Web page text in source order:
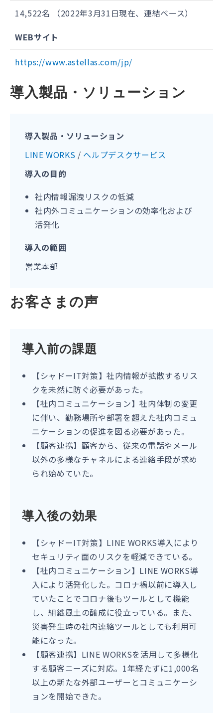
14,522名 （2022年3月31日現在、連結ベース）
WEBサイト
https://www.astellas.com/jp/
導入製品・ソリューション
導入製品・ソリューション
LINE WORKS / ヘルプデスクサービス
導入の目的
社内情報漏洩リスクの低減
社内外コミュニケーションの効率化および
活発化
導入の範囲
営業本部
お客さまの声
導入前の課題
【シャドーIT対策】社内情報が拡散するリス
クを未然に防ぐ必要があった。
【社内コミュニケーション】社内体制の変更
に伴い、勤務場所や部署を超えた社内コミュ
ニケーションの促進を図る必要があった。
【顧客連携】顧客から、従来の電話やメール
以外の多様なチャネルによる連絡手段が求め
られ始めていた。
導入後の効果
【シャドーIT対策】LINE WORKS導入により
セキュリティ面のリスクを軽減できている。
【社内コミュニケーション】LINE WORKS導
入により活発化した。コロナ禍以前に導入し
ていたことでコロナ後もツールとして機能
し、組織風土の醸成に役立っている。また、
災害発生時の社内連絡ツールとしても利用可
能になった。
【顧客連携】LINE WORKSを活用して多様化
する顧客ニーズに対応。1年経たずに1,000名
以上の新たな外部ユーザーとコミュニケーシ
ョンを開始できた。